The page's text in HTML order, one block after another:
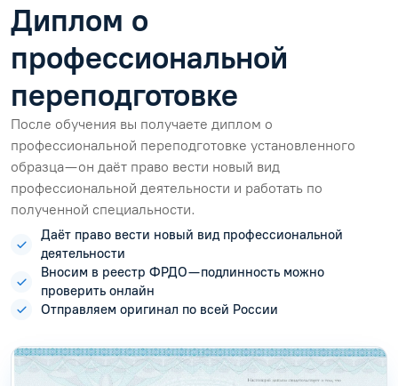
Диплом о
профессиональной
переподготовке
После обучения вы получаете диплом о
профессиональной переподготовке установленного
образца — он даёт право вести новый вид
профессиональной деятельности и работать по
полученной специальности.
Даёт право вести новый вид профессиональной
деятельности
Вносим в реестр ФРДО — подлинность можно
проверить онлайн
Отправляем оригинал по всей России